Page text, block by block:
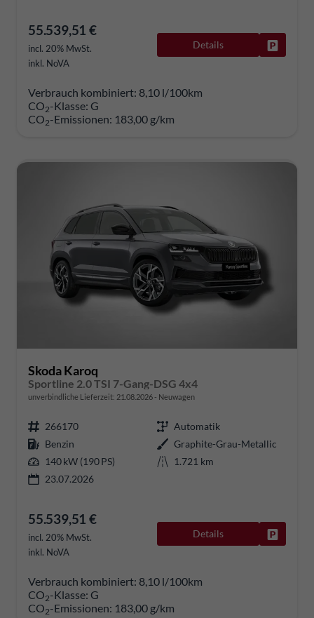
55.539,51 €
incl. 20% MwSt.
inkl. NoVA
Details
Verbrauch kombiniert: 8,10 l/100km
CO2-Klasse: G
CO2-Emissionen: 183,00 g/km
Skoda Karoq
Sportline 2.0 TSI 7-Gang-DSG 4x4
unverbindliche Lieferzeit: 21.08.2026 Neuwagen
266170
Automatik
Benzin
Graphite-Grau-Metallic
140 kW (190 PS)
1.721 km
23.07.2026
55.539,51 €
incl. 20% MwSt.
inkl. NoVA
Details
Verbrauch kombiniert: 8,10 l/100km
CO2-Klasse: G
CO2-Emissionen: 183,00 g/km